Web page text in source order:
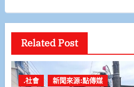
Related Post
.社會 新聞來源:點傳媒